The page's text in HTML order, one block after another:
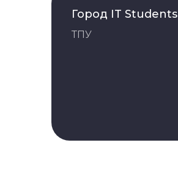
Город IT Students
ТПУ